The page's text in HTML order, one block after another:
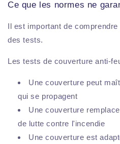
Ce que les normes ne
Il est important de
des tests.
Les tests de couverture anti-
Une couverture peut
qui se propagent
Une couverture
de lutte contre l'incendie
Une couverture est